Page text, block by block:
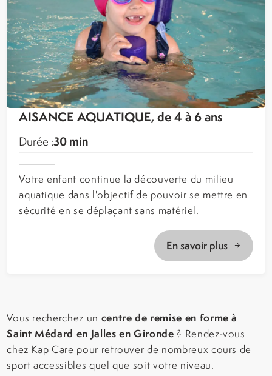
AISANCE AQUATIQUE, de 4 à 6 ans
Durée :30 min
Votre enfant continue la découverte du milieu
aquatique dans l'objectif de pouvoir se mettre en
sécurité en se déplaçant sans matériel.
En savoir plus
Vous recherchez un centre de remise en forme à
Saint Médard en Jalles en Gironde ? Rendez-vous
chez Kap Care pour retrouver de nombreux cours de
sport accessibles quel que soit votre niveau.